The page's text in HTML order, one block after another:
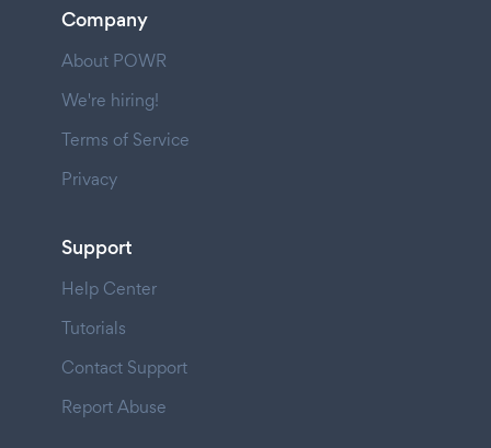
Company
About POWR
We're hiring!
Terms of Service
Privacy
Support
Help Center
Tutorials
Contact Support
Report Abuse